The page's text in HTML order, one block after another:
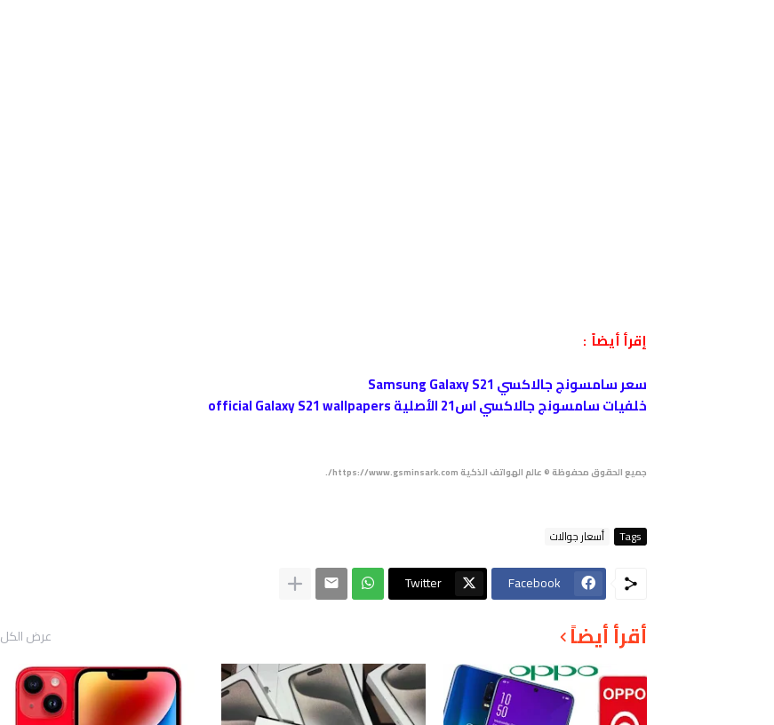
إقرأ أيضاً :
سعر سامسونج جالاكسي Samsung Galaxy S21
خلفيات سامسونج جالاكسي اس21 الأصلية official Galaxy S21 wallpapers
جميع الحقوق محفوظة © عالم الهواتف الذكية https://www.gsminsark.com/.
Tags أسعار جوالات
Facebook
Twitter
أقرأ أيضاً عرض الكل